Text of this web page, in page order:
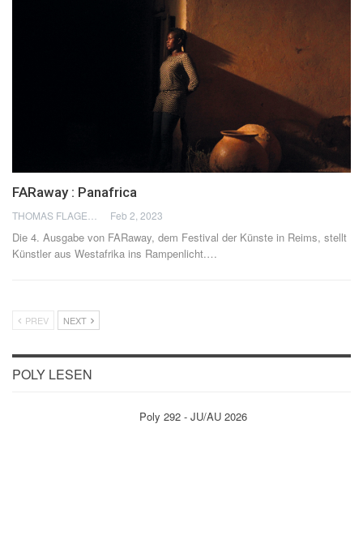
FARaway : Panafrica
Feb 2, 2023
Die 4. Ausgabe von FARaway, dem Festival der Künste in Reims, stellt
Künstler aus Westafrika ins Rampenlicht.…
PREV NEXT
POLY LESEN
Poly 292 - JU/AU 2026